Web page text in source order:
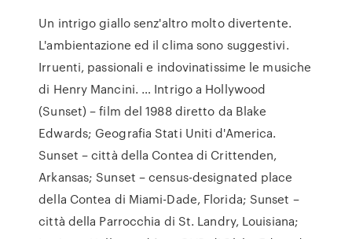
Un intrigo giallo senz'altro molto divertente.
L'ambientazione ed il clima sono suggestivi.
Irruenti, passionali e indovinatissime le musiche
di Henry Mancini. … Intrigo a Hollywood
(Sunset) – film del 1988 diretto da Blake
Edwards; Geografia Stati Uniti d'America.
Sunset – città della Contea di Crittenden,
Arkansas; Sunset – census-designated place
della Contea di Miami-Dade, Florida; Sunset –
città della Parrocchia di St. Landry, Louisiana;